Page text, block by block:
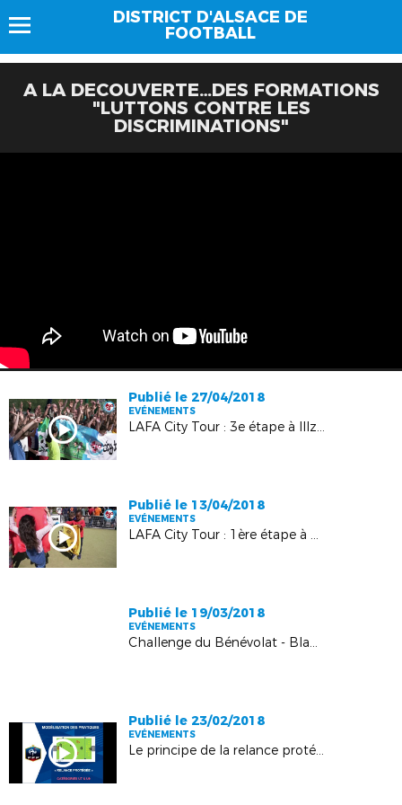
DISTRICT D'ALSACE DE
FOOTBALL
A LA DECOUVERTE…DES FORMATIONS
"LUTTONS CONTRE LES
DISCRIMINATIONS"
Publié le 27/04/2018
EVÉNEMENTS
LAFA City Tour : 3e étape à Illzach
Publié le 13/04/2018
EVÉNEMENTS
LAFA City Tour : 1ère étape à Haguenau
Publié le 19/03/2018
EVÉNEMENTS
Challenge du Bénévolat - Blanc du Nil : l'AS Andolsheim honorée !
Publié le 23/02/2018
EVÉNEMENTS
Le principe de la relance protégée en vidéo